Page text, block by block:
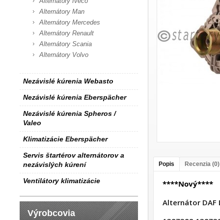
Alternátory Man
Alternátory Mercedes
Alternátory Renault
Alternátory Scania
Alternátory Volvo
Nezávislé kúrenia Webasto
Nezávislé kúrenia Eberspächer
Nezávislé kúrenia Spheros /
Valeo
Klimatizácie Eberspächer
Servis štartérov alternátorov a
nezávislých kúrení
Ventilátory klimatizácie
Výrobcovia
Popis Recenzia (0)
****Nový****
Alternátor DAF